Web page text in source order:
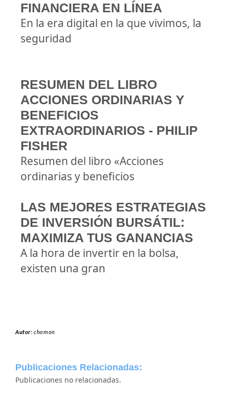
FINANCIERA EN LÍNEA
En la era digital en la que vivimos, la
seguridad
RESUMEN DEL LIBRO
ACCIONES ORDINARIAS Y
BENEFICIOS
EXTRAORDINARIOS - PHILIP
FISHER
Resumen del libro «Acciones
ordinarias y beneficios
LAS MEJORES ESTRATEGIAS
DE INVERSIÓN BURSÁTIL:
MAXIMIZA TUS GANANCIAS
A la hora de invertir en la bolsa,
existen una gran
Autor:chomon
Publicaciones Relacionadas:
Publicaciones no relacionadas.